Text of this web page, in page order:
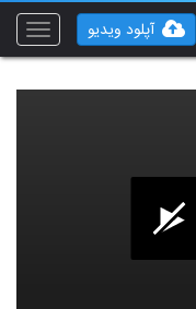
Toggle
آپلود ویدیو